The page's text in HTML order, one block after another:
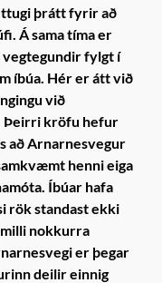
þrátt fyrir að
Á sama tíma er
fylgt í
íbúa. Hér er átt við
við
Þeirri kröfu hefur
að Arnarnesvegur
henni eiga
Íbúar hafa
rök standast ekki
nokkurra
er þegar
deilir einnig